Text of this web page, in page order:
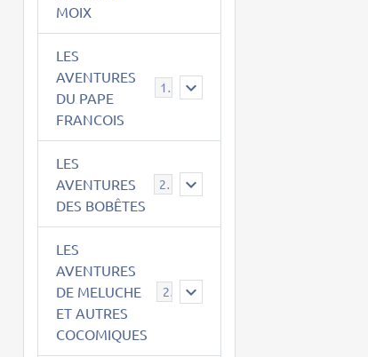
MOIX
LES
AVENTURES
DU PAPE
FRANCOIS
15
LES
AVENTURES
DES BOBÊTES
23
LES
AVENTURES
DE MELUCHE
ET AUTRES
COCOMIQUES
22